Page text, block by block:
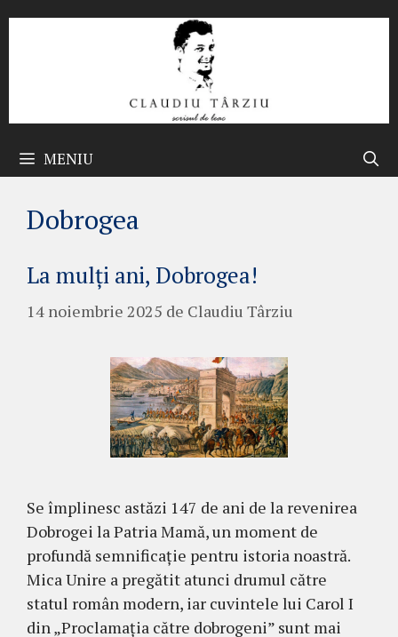
MENIU
Dobrogea
La mulți ani, Dobrogea!
14 noiembrie 2025 de Claudiu Târziu
Se împlinesc astăzi 147 de ani de la revenirea
Dobrogei la Patria Mamă, un moment de
profundă semnificație pentru istoria noastră.
Mica Unire a pregătit atunci drumul către
statul român modern, iar cuvintele lui Carol I
din „Proclamația către dobrogeni” sunt mai